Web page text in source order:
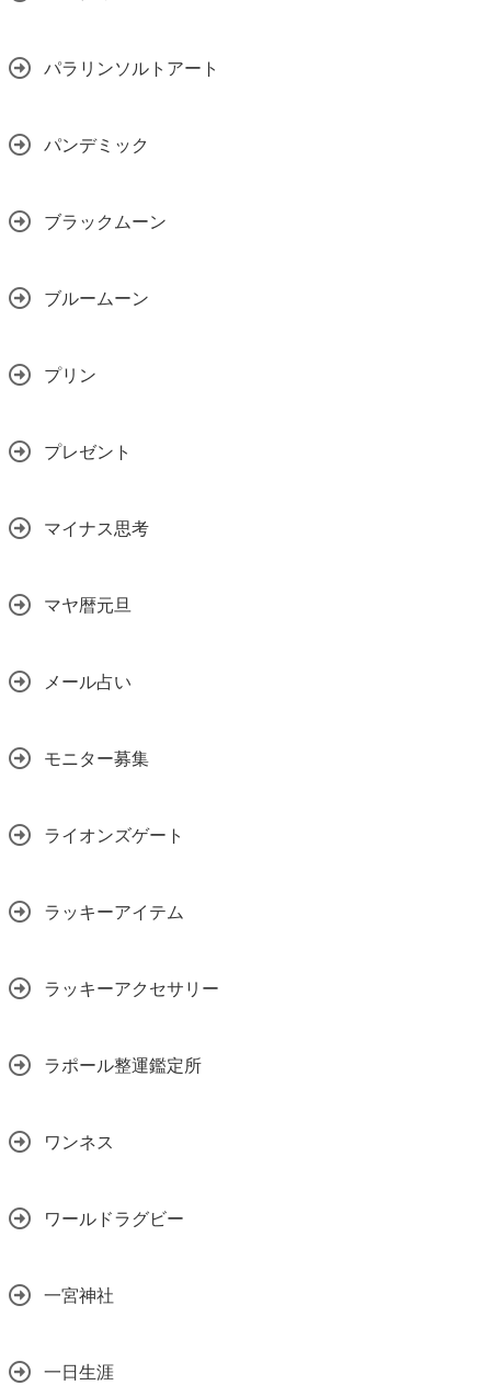
パラリンソルトアート
パンデミック
ブラックムーン
ブルームーン
プリン
プレゼント
マイナス思考
マヤ暦元旦
メール占い
モニター募集
ライオンズゲート
ラッキーアイテム
ラッキーアクセサリー
ラポール整運鑑定所
ワンネス
ワールドラグビー
一宮神社
一日生涯